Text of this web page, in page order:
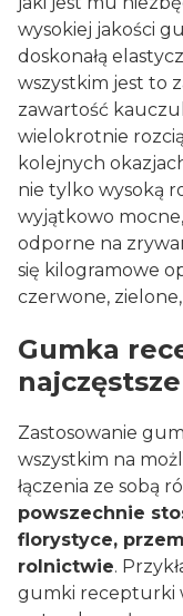
wysokiej jakości
doskonałą
wszystkim jest to
zawartość
wielokrotnie
kolejnych
nie tylko wysoką
wyjątkowo
odporne na
się kilogramowe
czerwone, zielone,
Gumka
Zastosowanie
wszystkim na
łączenia ze sobą
powszechnie
florystyce,
rolnictwie.
gumki recepturki